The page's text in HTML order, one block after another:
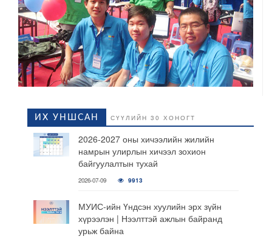
ИХ УНШСАН СҮҮЛИЙН 30 ХОНОГТ
2026-2027 оны хичээлийн жилийн
намрын улирлын хичээл зохион
байгуулалтын тухай
2026-07-09 9913
МУИС-ийн Үндсэн хуулийн эрх зүйн
хүрээлэн | Нээлттэй ажлын байранд
урьж байна